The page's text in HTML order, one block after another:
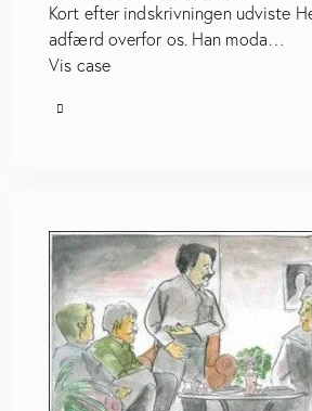
Kort efter indskrivningen udviste
adfærd overfor os. Han moda…
Vis case